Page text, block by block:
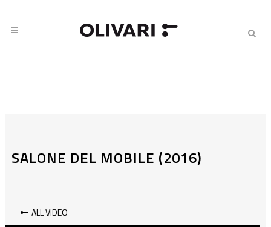
SALONE DEL MOBILE (2016)
ALL VIDEO